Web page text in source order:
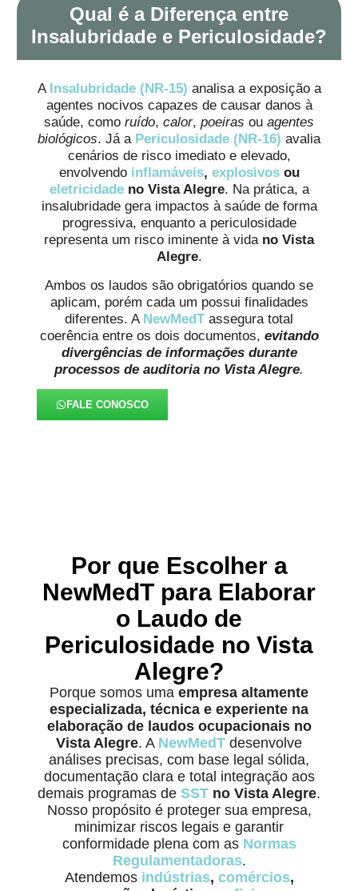
Qual é a Diferença entre
Insalubridade e Periculosidade?
A Insalubridade (NR-15) analisa a exposição a
agentes nocivos capazes de causar danos à
saúde, como ruído, calor, poeiras ou agentes
biológicos. Já a Periculosidade (NR-16) avalia
cenários de risco imediato e elevado,
envolvendo inflamáveis, explosivosou
eletricidadeno Vista Alegre. Na prática, a
insalubridade gera impactos à saúde de forma
progressiva, enquanto a periculosidade
representa um risco iminente à vida no Vista
Alegre.
Ambos os laudos são obrigatórios quando se
aplicam, porém cada um possui finalidades
diferentes. A NewMedT assegura total
coerência entre os dois documentos, evitando
divergências de informações durante
processos de auditoria no Vista Alegre.
FALE CONOSCO
Por que Escolher a
NewMedT para Elaborar
o Laudo de
Periculosidade no Vista
Alegre?
Porque somos uma empresa altamente
especializada, técnica e experiente na
elaboração de laudos ocupacionais no
Vista Alegre. A NewMedT desenvolve
análises precisas, com base legal sólida,
documentação clara e total integração aos
demais programas de SST no Vista Alegre.
Nosso propósito é proteger sua empresa,
minimizar riscos legais e garantir
conformidade plena com as Normas
Regulamentadoras.
Atendemos indústrias, comércios,